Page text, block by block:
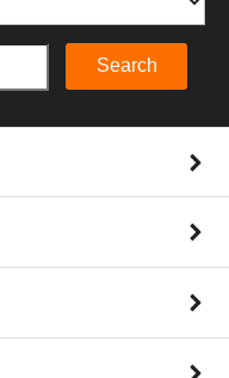
Search